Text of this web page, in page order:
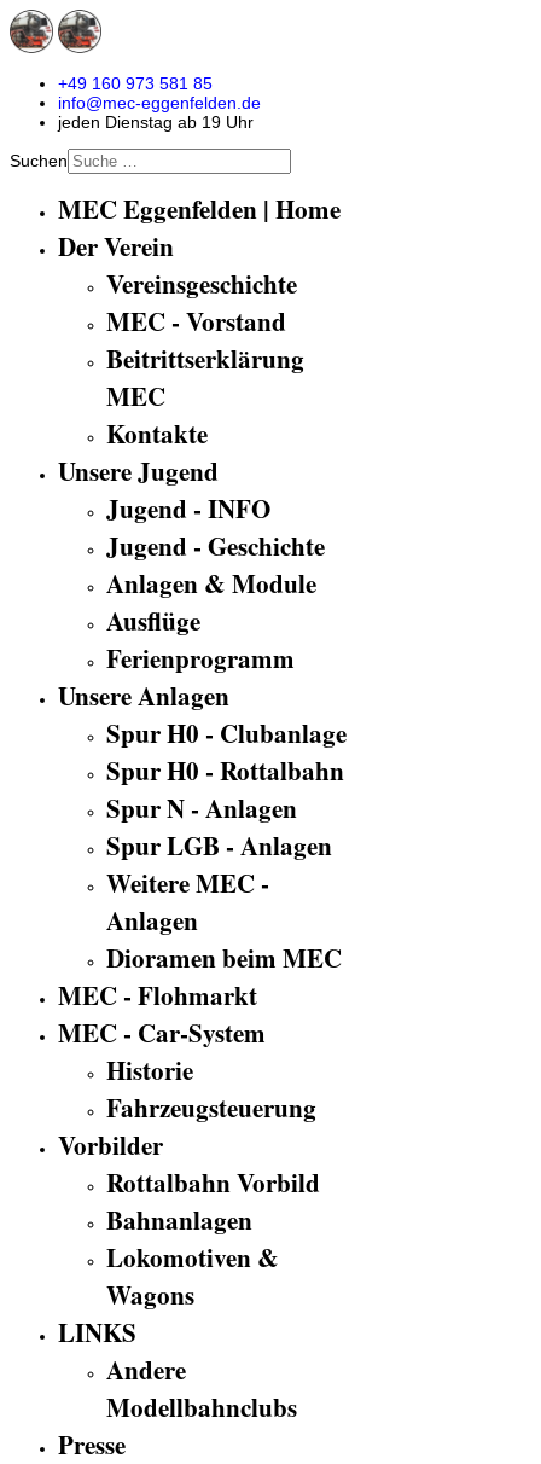
+49 160 973 581 85
info@mec-eggenfelden.de
jeden Dienstag ab 19 Uhr
Suchen
MEC Eggenfelden | Home
Der Verein
Vereinsgeschichte
MEC - Vorstand
Beitrittserklärung
MEC
Kontakte
Unsere Jugend
Jugend - INFO
Jugend - Geschichte
Anlagen & Module
Ausflüge
Ferienprogramm
Unsere Anlagen
Spur H0 - Clubanlage
Spur H0 - Rottalbahn
Spur N - Anlagen
Spur LGB - Anlagen
Weitere MEC -
Anlagen
Dioramen beim MEC
MEC - Flohmarkt
MEC - Car-System
Historie
Fahrzeugsteuerung
Vorbilder
Rottalbahn Vorbild
Bahnanlagen
Lokomotiven &
Wagons
LINKS
Andere
Modellbahnclubs
Presse